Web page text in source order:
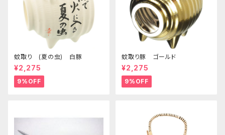
蚊取り (夏の虫) 白豚
¥2,275
9%OFF
蚊取り豚 ゴールド
¥2,275
9%OFF